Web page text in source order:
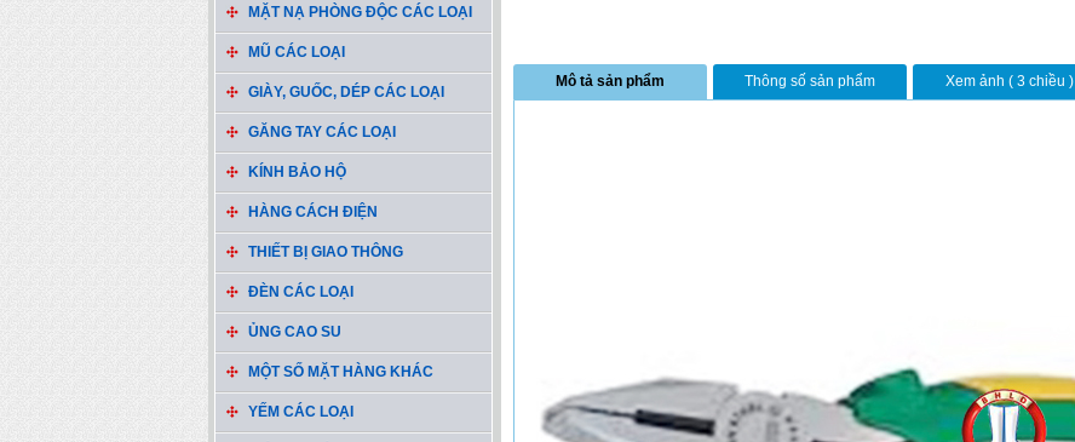
MẶT NẠ PHÒNG ĐỘC CÁC LOẠI
MŨ CÁC LOẠI
GIÀY, GUỐC, DÉP CÁC LOẠI
GĂNG TAY CÁC LOẠI
KÍNH BẢO HỘ
HÀNG CÁCH ĐIỆN
THIẾT BỊ GIAO THÔNG
ĐÈN CÁC LOẠI
ỦNG CAO SU
MỘT SỐ MẶT HÀNG KHÁC
YẾM CÁC LOẠI
Mô tả sản phẩm Thông số sản phẩm Xem ảnh ( 3 chiều )